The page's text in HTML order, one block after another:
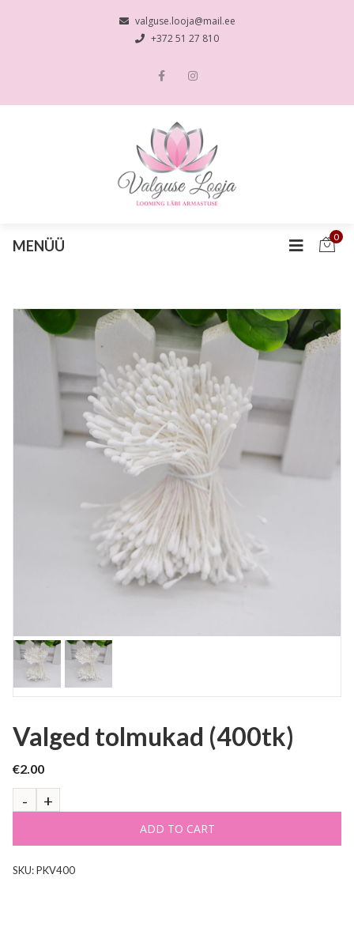
valguse.looja@mail.ee
+372 51 27 810
MENÜÜ
0
🔍
Valged tolmukad (400tk)
€2.00
ADD TO CART
SKU:PKV400